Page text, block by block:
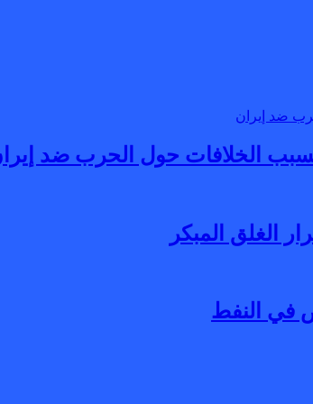
الخلافات حول الحرب ضد
الغلق المبكر
في النفط